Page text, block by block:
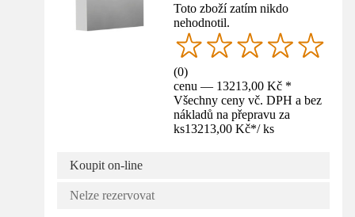
Toto zboží zatím nikdo
nehodnotil.
(0)
cenu — 13213,00 Kč *
Všechny ceny vč. DPH a bez
nákladů na přepravu za
ks13213,00 Kč*/ ks
Koupit on-line
Nelze rezervovat